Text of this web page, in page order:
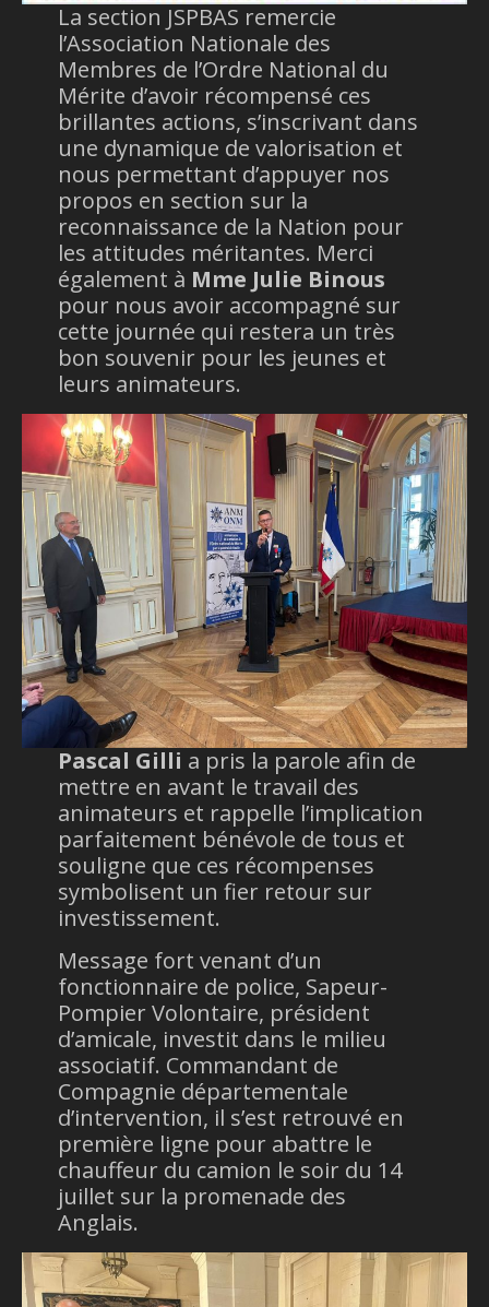
La section JSPBAS remercie
l’Association Nationale des
Membres de l’Ordre National du
Mérite d’avoir récompensé ces
brillantes actions, s’inscrivant dans
une dynamique de valorisation et
nous permettant d’appuyer nos
propos en section sur la
reconnaissance de la Nation pour
les attitudes méritantes. Merci
également à Mme Julie Binous
pour nous avoir accompagné sur
cette journée qui restera un très
bon souvenir pour les jeunes et
leurs animateurs.
Pascal Gilli a pris la parole afin de
mettre en avant le travail des
animateurs et rappelle l’implication
parfaitement bénévole de tous et
souligne que ces récompenses
symbolisent un fier retour sur
investissement.
Message fort venant d’un
fonctionnaire de police, Sapeur-
Pompier Volontaire, président
d’amicale, investit dans le milieu
associatif. Commandant de
Compagnie départementale
d’intervention, il s’est retrouvé en
première ligne pour abattre le
chauffeur du camion le soir du 14
juillet sur la promenade des
Anglais.